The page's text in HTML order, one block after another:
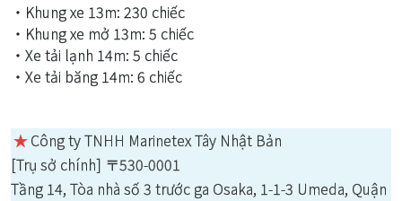
・Khung xe 13m: 230 chiếc
・Khung xe mở 13m: 5 chiếc
・Xe tải lạnh 14m: 5 chiếc
・Xe tải băng 14m: 6 chiếc
★Công ty TNHH Marinetex Tây Nhật Bản
[Trụ sở chính] 〒530-0001
Tầng 14, Tòa nhà số 3 trước ga Osaka, 1-1-3 Umeda, Quận